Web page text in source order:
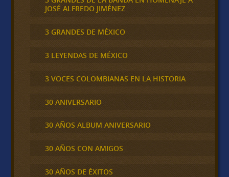
JOSÉ ALFREDO JIMÉNEZ
3 GRANDES DE MÉXICO
3 LEYENDAS DE MÉXICO
3 VOCES COLOMBIANAS EN LA HISTORIA
30 ANIVERSARIO
30 AÑOS ALBUM ANIVERSARIO
30 AÑOS CON AMIGOS
30 AÑOS DE ÉXITOS